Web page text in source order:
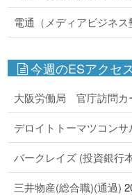
電通（メディアビジネス
今週のESアクセ
大阪労働局 官庁訪問カ
デロイトトーマツコン
バークレイズ (投資銀行
三井物産(総合職)(通過)